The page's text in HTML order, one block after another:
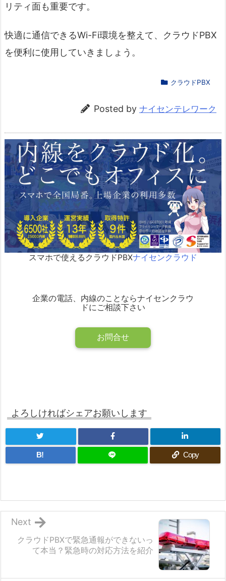
リティ面も重要です。
快適に通信できるWi-Fi環境を整えて、クラウドPBX
を便利に使用していきましょう。
クラウドPBX
Posted by ナイセンテレワーク
スマホで使えるクラウドPBXナイセンクラウド
企業の電話、内線のことならナイセンクラウ
ドにご相談下さい
お問合せ
よろしければシェアお願いします
B! Copy
クラウドPBXで緊急通報ができないっ
て本当？緊急時の対応方法を紹介
Next